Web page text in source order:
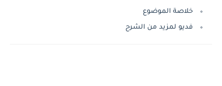
خلاصة الموضوع
فديو لمزيد من الشرح